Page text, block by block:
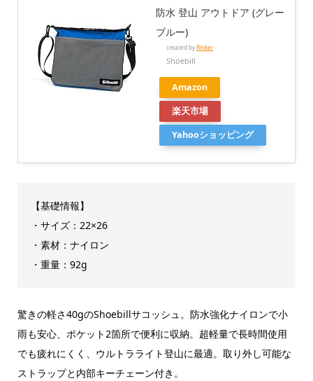
防水 登山 アウトドア (グレー
ブルー)
created byRinker
Shoebill
Amazon
楽天市場
Yahooショッピング
【基礎情報】
・サイズ：22×26
・素材：ナイロン
・重量：92g
驚きの軽さ40gのShoebillサコッシュ。防水強化ナイロンで小
雨も安心、ポケット2箇所で便利に収納。超軽量で長時間使用
でも疲れにくく、ウルトラライト登山に最適。取り外し可能な
ストラップと内部キーチェーン付き。